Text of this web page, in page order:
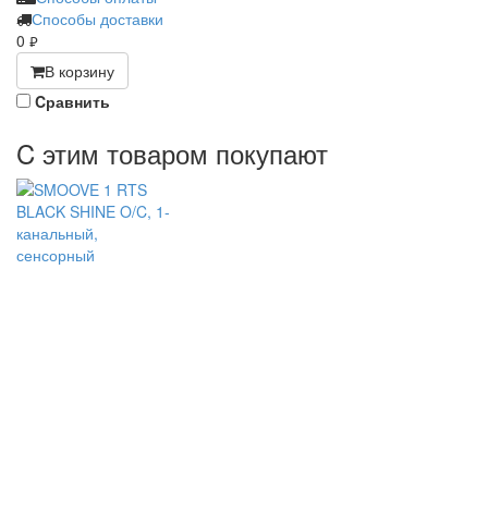
Способы доставки
0 руб.
В корзину
Cравнить
C этим товаром покупают